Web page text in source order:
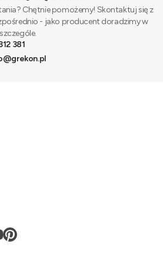
Chętnie pomożemy! Skontaktuj się z
- jako producent doradzimy w
381